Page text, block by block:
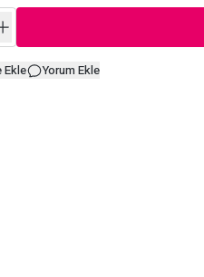
Ekle Yorum Ekle